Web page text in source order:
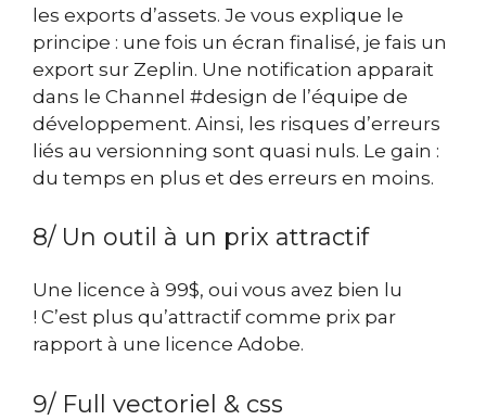
les exports d’assets. Je vous explique le
principe : une fois un écran finalisé, je fais un
export sur Zeplin. Une notification apparait
dans le Channel #design de l’équipe de
développement. Ainsi, les risques d’erreurs
liés au versionning sont quasi nuls. Le gain :
du temps en plus et des erreurs en moins.
8/ Un outil à un prix attractif
Une licence à 99$, oui vous avez bien lu
! C’est plus qu’attractif comme prix par
rapport à une licence Adobe.
9/ Full vectoriel & css